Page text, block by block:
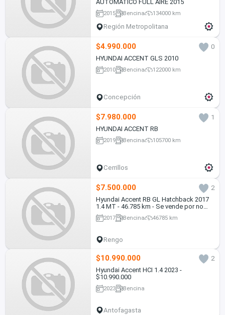
AUTOMATICO FULL AIRE 2015
2015 Bencina 134000 km
Región Metropolitana
$4.990.000
0
HYUNDAI ACCENT GLS 2010
2010 Bencina 122000 km
Concepción
$7.980.000
1
HYUNDAI ACCENT RB
2019 Bencina 105700 km
Cerrillos
$7.500.000
2
Hyundai Accent RB GL Hatchback 2017
1.4 MT - 46.785 km - Se vende por no
uso
2017 Bencina 46785 km
Rengo
$10.990.000
2
Hyundai Accent HCI 1.4 2023 -
$10.990.000
2023 Bencina
Antofagasta